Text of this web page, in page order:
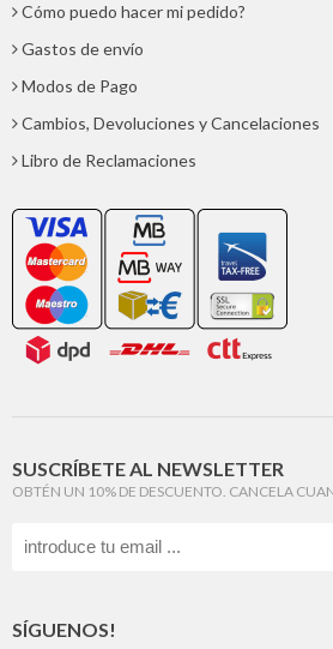
Cómo puedo hacer mi pedido?
Gastos de envío
Modos de Pago
Cambios, Devoluciones y Cancelaciones
Libro de Reclamaciones
SUSCRÍBETE AL NEWSLETTER
OBTÉN UN 10% DE DESCUENTO. CANCELA
SÍGUENOS!